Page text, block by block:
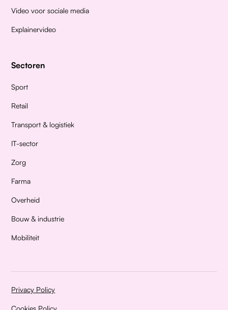
Video voor sociale media
Explainervideo
Sectoren
Sport
Retail
Transport & logistiek
IT-sector
Zorg
Farma
Overheid
Bouw & industrie
Mobiliteit
Privacy Policy
Cookies Policy